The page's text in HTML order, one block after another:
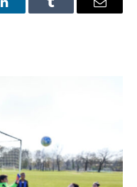
LinkedInTumblr Email